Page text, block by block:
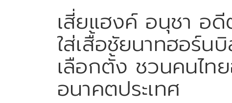
เสี่ยแฮงค์ อนุชา อ
ใส่เสื้อชัยนาทฮอร์น
เลือกตั้ง ชวนคนไท
อนาคตประเทศ